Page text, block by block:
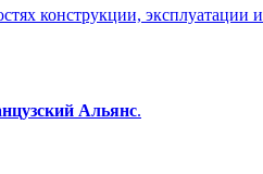
конструкции, эксплуатации
Альянс.